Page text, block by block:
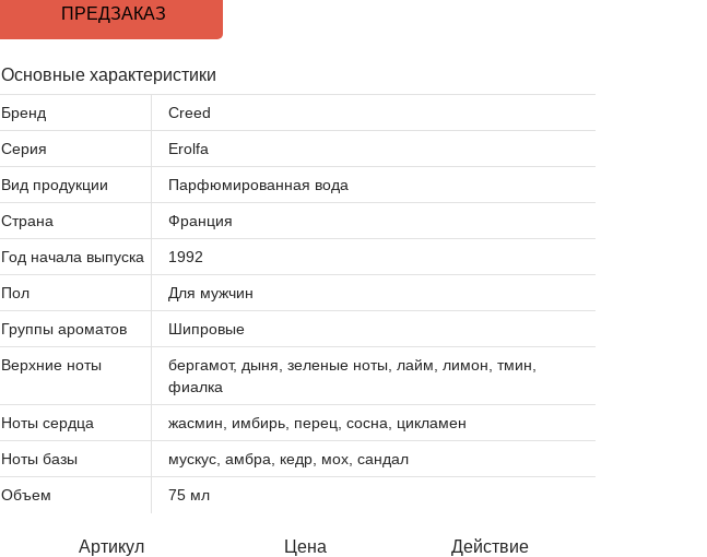
ПРЕДЗАКАЗ
Основные характеристики
Бренд Creed
Серия Erolfa
Вид продукции Парфюмированная вода
Страна Франция
Год начала выпуска 1992
Пол Для мужчин
Группы ароматов Шипровые
Верхние ноты
бергамот, дыня, зеленые ноты, лайм, лимон, тмин,
фиалка
Ноты сердца жасмин, имбирь, перец, сосна, цикламен
Ноты базы мускус, амбра, кедр, мох, сандал
Объем 75 мл
Артикул Цена Действие